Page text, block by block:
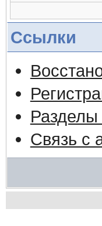
Ссылки
Связь с